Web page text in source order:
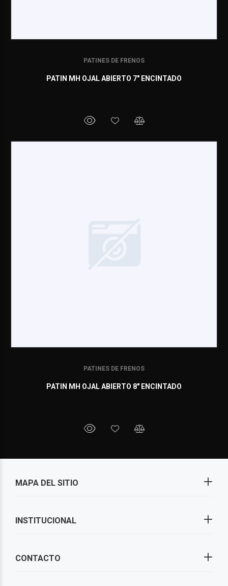
PATINES DE FRENOS
PATIN MH OJAL ABIERTO 7" ENCINTADO
PATINES DE FRENOS
PATIN MH OJAL ABIERTO 8" ENCINTADO
MAPA DEL SITIO
INSTITUCIONAL
CONTACTO